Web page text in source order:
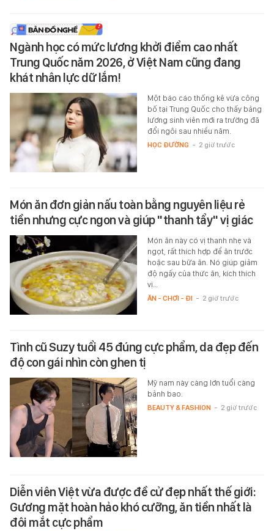
Ngành học có mức lương khởi điểm cao nhất
Trung Quốc năm 2026, ở Việt Nam cũng đang
khát nhân lực dữ lắm!
Một báo cáo thống kê vừa công
bố tại Trung Quốc cho thấy bảng
lương sinh viên mới ra trường đã
đổi ngôi sau nhiều năm.
HỌC ĐƯỜNG - 2 giờ trước
Món ăn đơn giản nấu toàn bằng nguyên liệu rẻ
tiền nhưng cực ngon và giúp "thanh tẩy" vị giác
Món ăn này có vị thanh nhẹ và
ngọt, rất thích hợp để ăn trước
hoặc sau bữa ăn. Nó giúp giảm
độ ngấy của thức ăn, kích thích
vị…
ĂN - CHƠI - ĐI - 2 giờ trước
Tình cũ Suzy tuổi 45 đúng cực phẩm, da đẹp đến
độ con gái nhìn còn ghen tị
Mỹ nam này càng lớn tuổi càng
bảnh bao.
BEAUTY & FASHION - 2 giờ trước
Diễn viên Việt vừa được đề cử đẹp nhất thế giới:
Gương mặt hoàn hảo khó cưỡng, ăn tiền nhất là
đôi mắt cực phẩm